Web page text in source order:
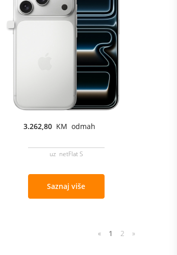
3.262,80 KM odmah
uz netFlat S
Saznaj više
« 1 2 »